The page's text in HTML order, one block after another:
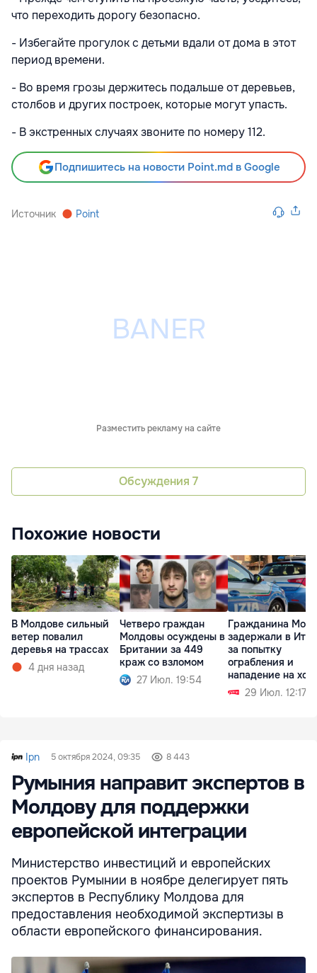
что переходить дорогу безопасно.
- Избегайте прогулок с детьми вдали от дома в этот
период времени.
- Во время грозы держитесь подальше от деревьев,
столбов и других построек, которые могут упасть.
- В экстренных случаях звоните по номеру 112.
Подпишитесь на новости Point.md в Google
Источник Point
Разместить рекламу на сайте
Обсуждения 7
Похожие новости
В Молдове сильный
ветер повалил
деревья на трассах
4 дня назад
Четверо граждан
Молдовы осуждены в
Британии за 449
краж со взломом
27 Июл. 19:54
Гражданина
задержали в
за попытку
ограбления и
нападение на
29 Июл. 12:17
Ipn 5 октября 2024, 09:35 8 443
Румыния направит экспертов в
Молдову для поддержки
европейской интеграции
Министерство инвестиций и европейских
проектов Румынии в ноябре делегирует пять
экспертов в Республику Молдова для
предоставления необходимой экспертизы в
области европейского финансирования.